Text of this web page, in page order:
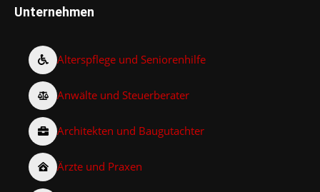
Unternehmen
Alterspflege und Seniorenhilfe
Anwälte und Steuerberater
Architekten und Baugutachter
Ärzte und Praxen